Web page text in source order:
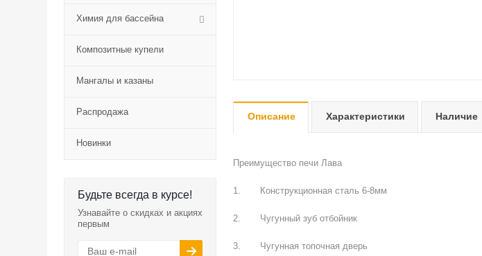
Химия для бассейна
Композитные купели
Мангалы и казаны
Распродажа
Новинки
Будьте всегда в курсе!
Узнавайте о скидках и акциях
первым
Описание Характеристики Наличие
Преимущество печи Лава
1. Конструкционная сталь 6-8мм
2. Чугунный зуб отбойник
3. Чугунная топочная дверь